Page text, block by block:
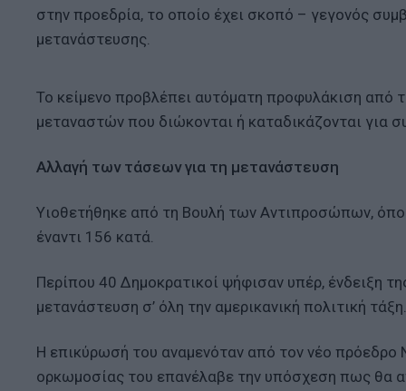
στην προεδρία, το οποίο έχει σκοπό – γεγονός
μετανάστευσης.
Το κείμενο προβλέπει αυτόματη προφυλάκιση από
μεταναστών που διώκονται ή καταδικάζονται για
Αλλαγή των τάσεων για τη μετανάστευση
Υιοθετήθηκε από τη Βουλή των Αντιπροσώπων,
έναντι 156 κατά.
Περίπου 40 Δημοκρατικοί ψήφισαν υπέρ, ένδειξη
μετανάστευση σ’ όλη την αμερικανική πολιτική τάξη.
Η επικύρωσή του αναμενόταν από τον νέο
ορκωμοσίας του επανέλαβε την υπόσχεση πως θα